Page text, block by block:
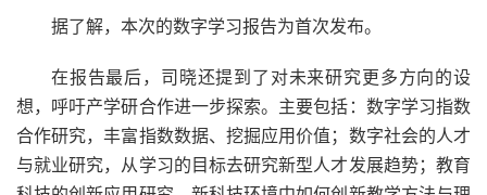
据了解，本次的数字学习报告为首次发布。
在报告最后，司晓还提到了对未来研究更多方向的设
想，呼吁产学研合作进一步探索。主要包括：数字学习指数
合作研究，丰富指数数据、挖掘应用价值；数字社会的人才
与就业研究，从学习的目标去研究新型人才发展趋势；教育